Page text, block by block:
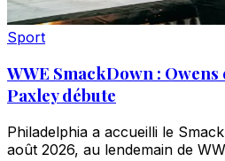
Sport
WWE SmackDown :
Paxley débute
Philadelphia a accueilli le
août 2026, au lendemain de